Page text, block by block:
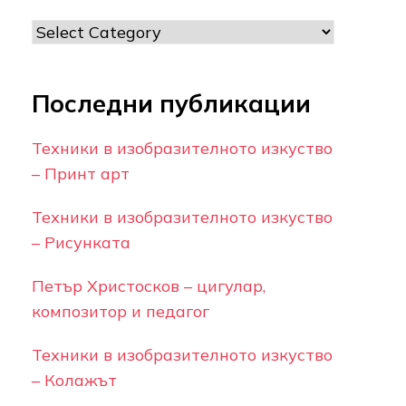
Категории
Последни публикации
Техники в изобразителното изкуство
– Принт арт
Техники в изобразителното изкуство
– Рисунката
Петър Христосков – цигулар,
композитор и педагог
Техники в изобразителното изкуство
– Колажът